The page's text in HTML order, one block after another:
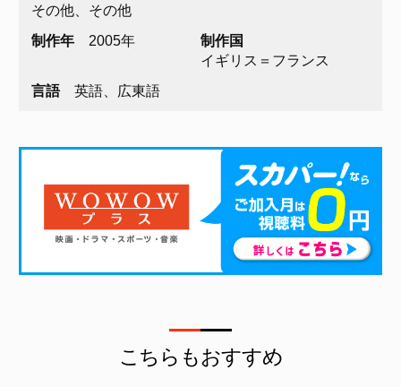
その他、その他
制作年 2005年
制作国
イギリス＝フランス
言語
英語、広東語
こちらもおすすめ